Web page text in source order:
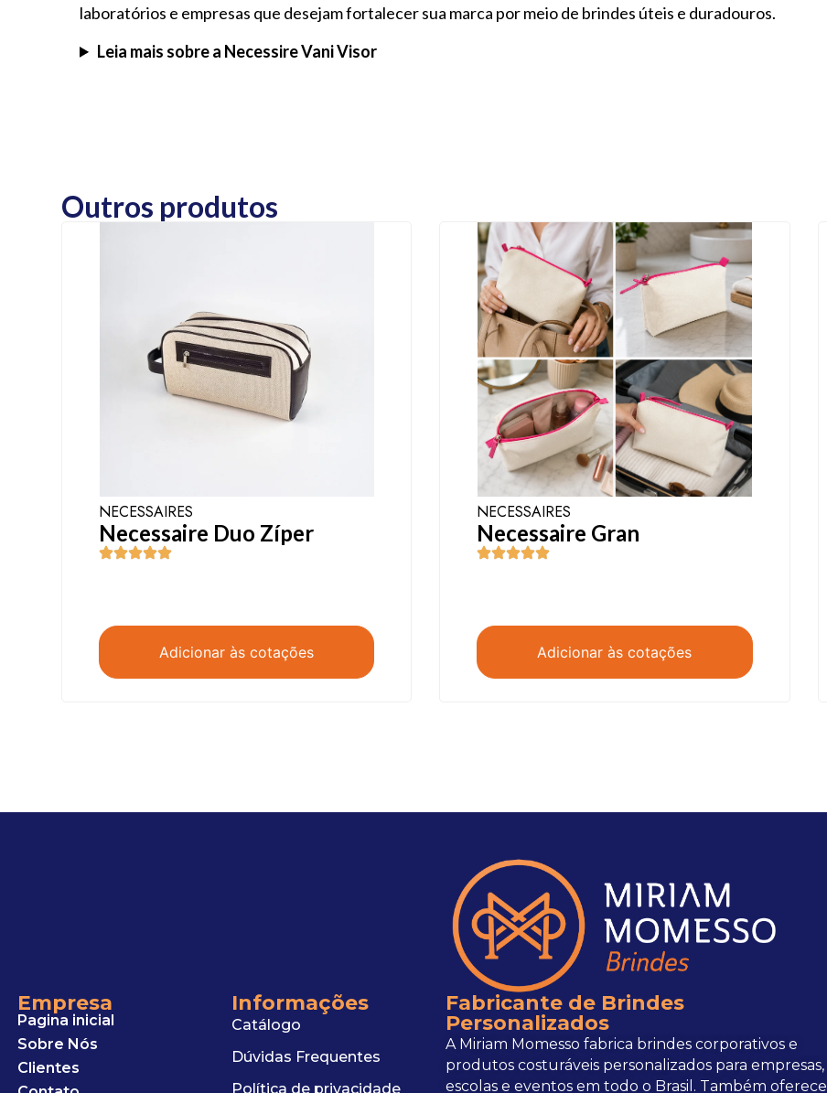
laboratórios e empresas que desejam fortalecer sua marca por meio de brindes úteis e duradouros.
Leia mais sobre a Necessire Vani Visor
Outros produtos
NECESSAIRES
Necessaire Duo Zíper
Adicionar às cotações
NECESSAIRES
Necessaire Gran
Adicionar às cotações
Empresa
Pagina inicial
Sobre Nós
Clientes
Informações
Catálogo
Dúvidas Frequentes
Política de privacidade
Fabricante de Brindes
Personalizados
A Miriam Momesso fabrica brindes corporativos e
produtos costuráveis personalizados para empresas,
escolas e eventos em todo o Brasil. Também oferece